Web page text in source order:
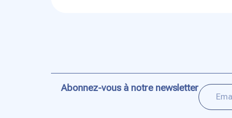
Abonnez-vous à notre newsletter